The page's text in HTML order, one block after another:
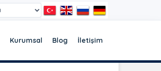
Kurumsal Blog İletişim